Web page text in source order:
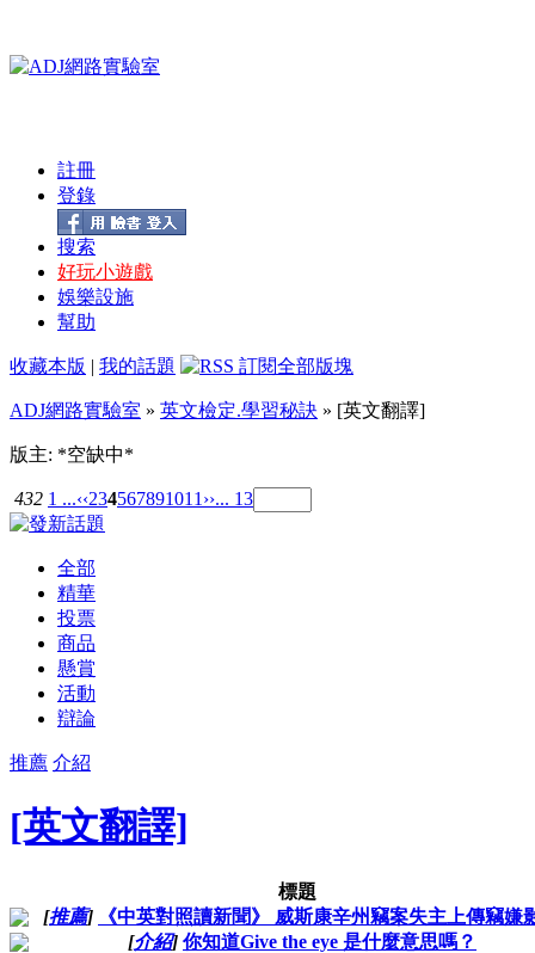
註冊
登錄
搜索
好玩小遊戲
娛樂設施
幫助
收藏本版 | 我的話題
ADJ網路實驗室 » 英文檢定.學習秘訣 » [英文翻譯]
版主: *空缺中*
432 1 ...‹‹234567891011 ››... 13
全部
精華
投票
商品
懸賞
活動
辯論
推薦 介紹
[英文翻譯]
標題
[推薦]
《中英對照讀新聞》 威斯康辛州竊案失主上傳竊嫌
[介紹] 你知道Give the eye 是什麼意思嗎？